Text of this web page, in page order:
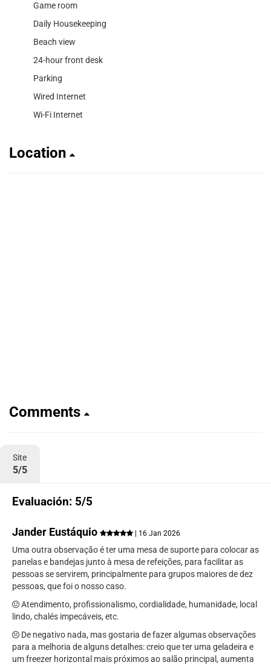
Game room
Daily Housekeeping
Beach view
24-hour front desk
Parking
Wired Internet
Wi-Fi Internet
Location
Comments
Site
5/5
Evaluación: 5/5
Jander Eustáquio | 16 Jan 2026
Uma outra observação é ter uma mesa de suporte para colocar as
panelas e bandejas junto à mesa de refeições, para facilitar as
pessoas se servirem, principalmente para grupos maiores de dez
pessoas, que foi o nosso caso.
Atendimento, profissionalismo, cordialidade, humanidade, local
lindo, chalés impecáveis, etc.
De negativo nada, mas gostaria de fazer algumas observações
para a melhoria de alguns detalhes: creio que ter uma geladeira e
um freezer horizontal mais próximos ao salão principal, aumenta